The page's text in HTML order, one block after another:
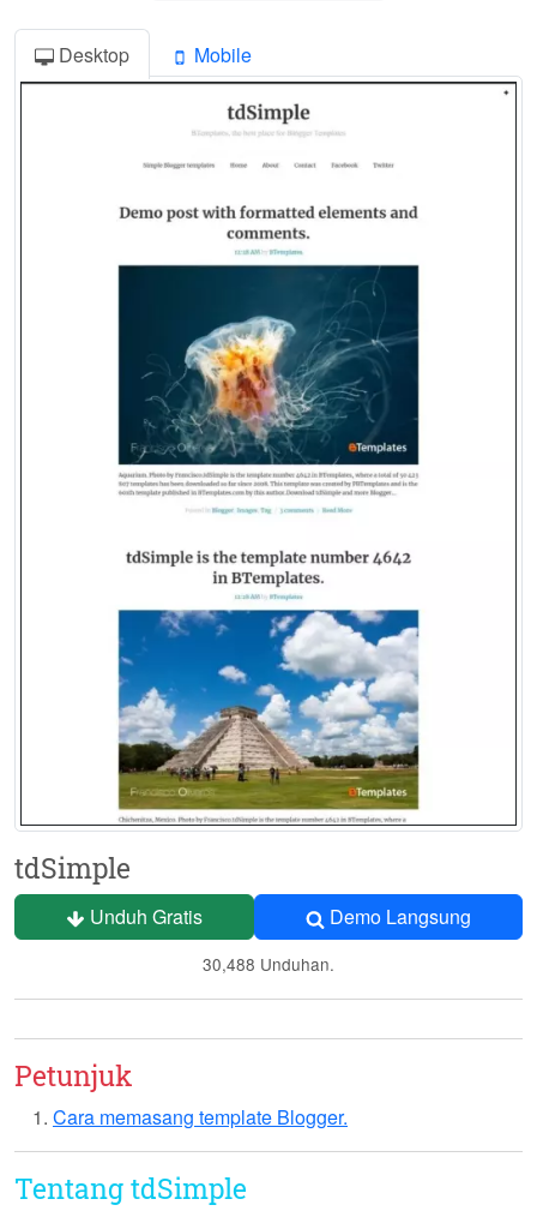
tdSimple
Unduh Gratis Demo Langsung
30,488 Unduhan.
Desktop Mobile
Petunjuk
Cara memasang template Blogger.
Tentang tdSimple